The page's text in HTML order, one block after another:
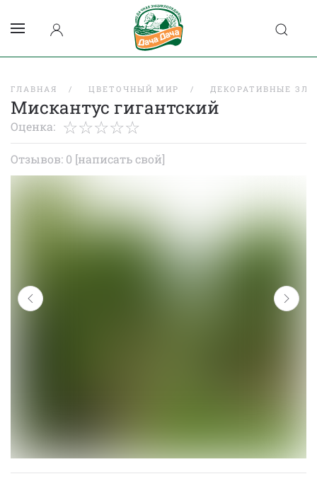
ГЛАВНАЯ ЦВЕТОЧНЫЙ МИР ДЕКОРАТИВНЫЕ
Мискантус гигантский
Оценка:
Отзывов: 0 [написать свой]